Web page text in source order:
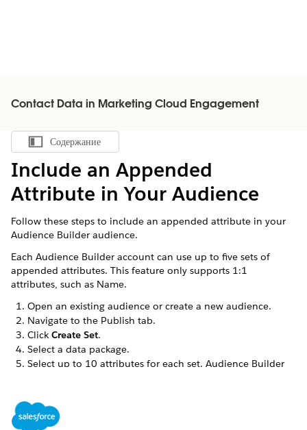
Contact Data in Marketing Cloud Engagement
Показать содержание
Содержание
Include an Appended
Attribute in Your Audience
Follow these steps to include an appended attribute in your
Audience Builder audience.
Each Audience Builder account can use up to five sets of
appended attributes. This feature only supports 1:1
attributes, such as Name.
Open an existing audience or create a new audience.
Navigate to the Publish tab.
Click Create Set.
Select a data package.
Select up to 10 attributes for each set. Audience Builder
Name your set and click
To enable the use of substitution strings in a send, select